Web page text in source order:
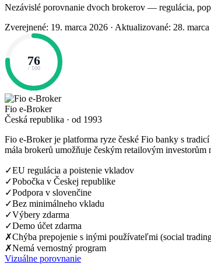
Nezávislé porovnanie dvoch brokerov — regulácia,
Zverejnené: 19. marca 2026 · Aktualizované: 28.
76
/ 100
Fio e-Broker
Česká republika · od 1993
Fio e-Broker je platforma ryze české Fio banky s
mála brokerů umožňuje českým retailovým
✓EU regulácia a poistenie vkladov
✓Pobočka v Českej republike
✓Podpora v slovenčine
✓Bez minimálneho vkladu
✓Výbery zdarma
✓Demo účet zdarma
✗Chýba prepojenie s inými používateľmi (social
✗Nemá vernostný program
Vizuálne porovnanie